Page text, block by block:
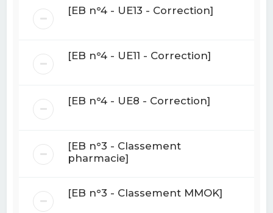
[EB n°4 - UE13 - Correction]
[EB n°4 - UE11 - Correction]
[EB n°4 - UE8 - Correction]
[EB n°3 - Classement
pharmacie]
[EB n°3 - Classement MMOK]